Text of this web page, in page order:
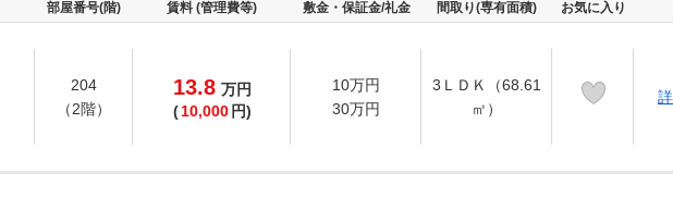
部屋番号(階) 賃料 (管理費等) 敷金・保証金/礼金 間取り(専有面積) お気に入り
204
（2階）
13.8 万円
( 10,000 円)
10万円
30万円
3ＬＤＫ（68.61
㎡）